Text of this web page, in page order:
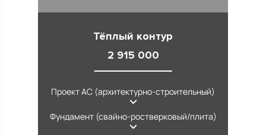
Тёплый контур
2 915 000
Проект АС (архитектурно-строительный)
Фундамент (свайно-ростверковый/плита)